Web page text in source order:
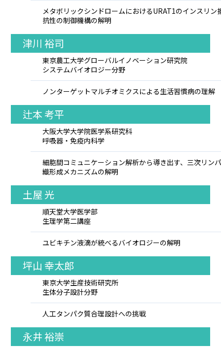
メタボリックシンドロームにおけるURAT1のインスリン
抗性の制御機構の解明
津川 裕司
東京農工大学グローバルイノベーション研究院
システムバイオロジー分野
ノンターゲットマルチオミクスによる生活習慣病の理解
辻本 考平
大阪大学大学院医学系研究科
呼吸器・免疫内科学
細胞間コミュニケーション解析から導き出す、三次リン
織形成メカニズムの解明
土屋 光
順天堂大学医学部
生理学第二講座
ユビキチン液滴が統べるバイオロジーの解明
坪山 幸太郎
東京大学生産技術研究所
生体分子設計分野
人工タンパク質合理設計への挑戦
永井 裕崇